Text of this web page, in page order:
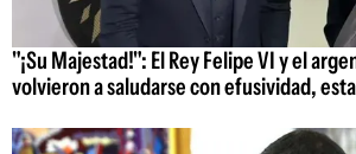
"¡Su Majestad!": El Rey Felipe VI y el
volvieron a saludarse con efusividad,